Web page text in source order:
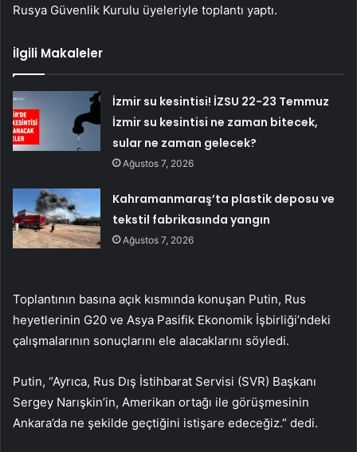
Rusya Güvenlik Kurulu üyeleriyle toplantı yaptı.
İlgili Makaleler
İzmir su kesintisi! İZSU 22-23 Temmuz
İzmir su kesintisi ne zaman bitecek,
sular ne zaman gelecek?
Ağustos 7, 2026
Kahramanmaraş’ta plastik deposu ve
tekstil fabrikasında yangın
Ağustos 7, 2026
Toplantının basına açık kısmında konuşan Putin, Rus
heyetlerinin G20 ve Asya Pasifik Ekonomik İşbirliği’ndeki
çalışmalarının sonuçlarını ele alacaklarını söyledi.
Putin, “Ayrıca, Rus Dış İstihbarat Servisi (SVR) Başkanı
Sergey Narışkin’in, Amerikan ortağı ile görüşmesinin
Ankara’da ne şekilde geçtiğini istişare edeceğiz.” dedi.